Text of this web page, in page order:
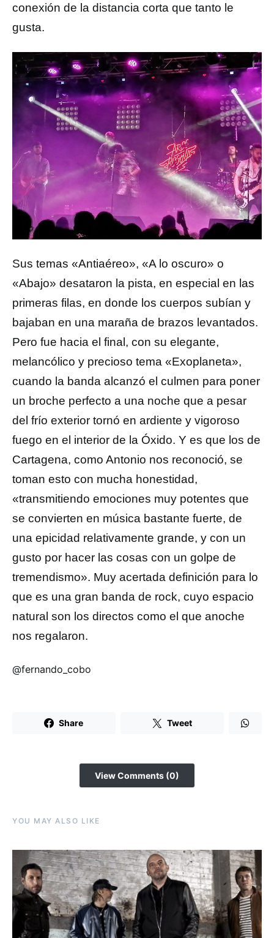
conexión de la distancia corta que tanto le
gusta.
Sus temas «Antiaéreo», «A lo oscuro» o
«Abajo» desataron la pista, en especial en las
primeras filas, en donde los cuerpos subían y
bajaban en una maraña de brazos levantados.
Pero fue hacia el final, con su elegante,
melancólico y precioso tema «Exoplaneta»,
cuando la banda alcanzó el culmen para poner
un broche perfecto a una noche que a pesar
del frío exterior tornó en ardiente y vigoroso
fuego en el interior de la Óxido. Y es que los de
Cartagena, como Antonio nos reconoció, se
toman esto con mucha honestidad,
«transmitiendo emociones muy potentes que
se convierten en música bastante fuerte, de
una epicidad relativamente grande, y con un
gusto por hacer las cosas con un golpe de
tremendismo». Muy acertada definición para lo
que es una gran banda de rock, cuyo espacio
natural son los directos como el que anoche
nos regalaron.
@fernando_cobo
Share Tweet
View Comments (0)
YOU MAY ALSO LIKE